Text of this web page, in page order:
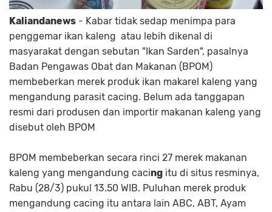
Kaliandanews - Kabar tidak sedap menimpa para
penggemar ikan kaleng atau lebih dikenal di
masyarakat dengan sebutan "Ikan Sarden", pasalnya
Badan Pengawas Obat dan Makanan (BPOM)
membeberkan merek produk ikan makarel kaleng yang
mengandung parasit cacing. Belum ada tanggapan
resmi dari produsen dan importir makanan kaleng yang
disebut oleh BPOM
BPOM membeberkan secara rinci 27 merek makanan
kaleng yang mengandung cacing itu di situs resminya,
Rabu (28/3) pukul 13.50 WIB. Puluhan merek produk
mengandung cacing itu antara lain ABC, ABT, Ayam